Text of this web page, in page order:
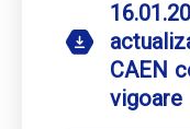
CAEN
vigoare